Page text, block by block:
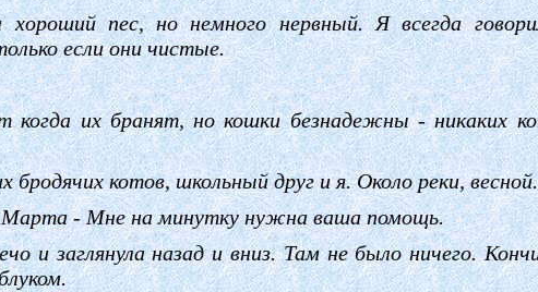
пес, но немного нервный. Я всегда
если они чистые.
их бранят, но кошки безнадежны - никаких
котов, школьный друг и я. Около реки, весной.
Марта - Мне на минутку нужна ваша помощь.
и заглянула назад и вниз. Там не было ничего.